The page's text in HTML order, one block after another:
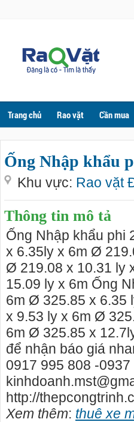
Trang chủ Rao vặt Cần mua
Ống Nhập khẩu
Khu vực: Rao vặt
Thông tin mô tả
Ống Nhập khẩu phi
x 6.35ly x 6m Ø
Ø 219.08 x 10.31 ly
15.09 ly x 6m Ống
6m Ø 325.85 x 6.35
x 9.53 ly x 6m Ø
6m Ø 325.85 x
để nhận báo giá
0917 995 808 -
http://
Xem thêm: thuê xe